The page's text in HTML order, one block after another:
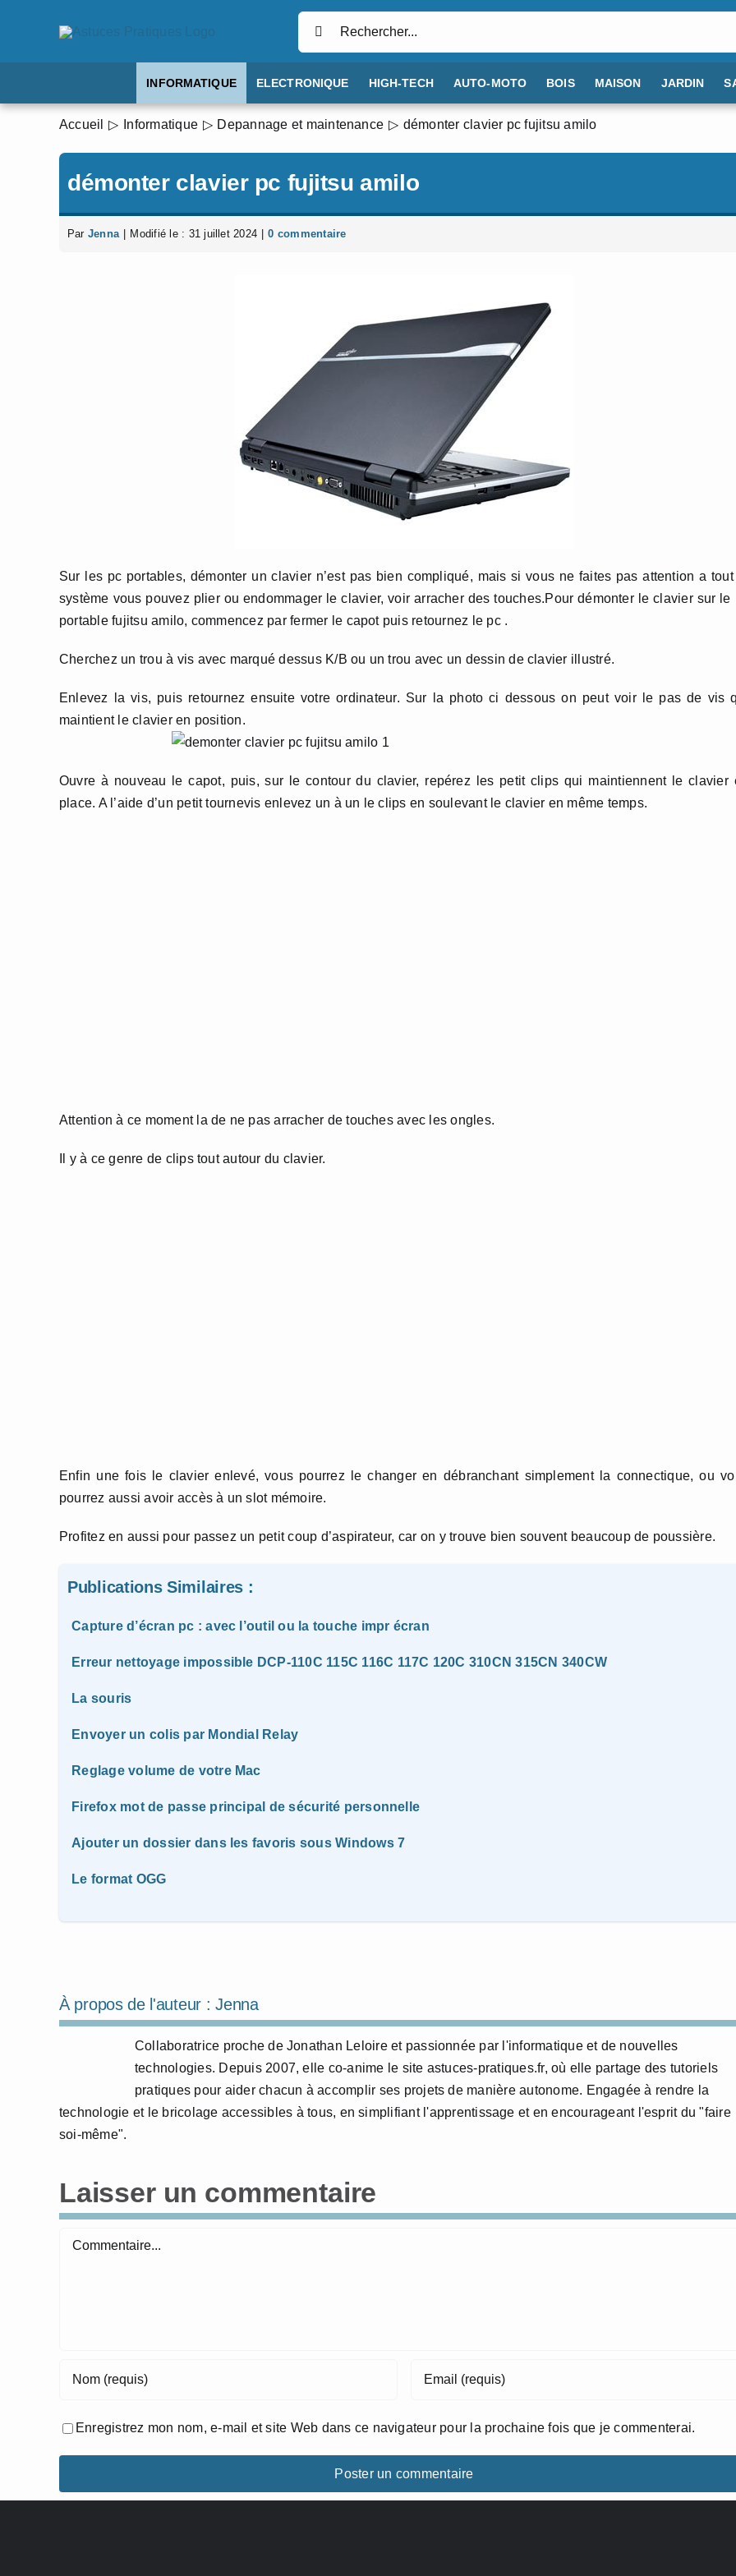
INFORMATIQUE ELECTRONIQUE HIGH-TECH AUTO-MOTO BOIS MAISON JARDIN
Accueil Informatique Depannage et maintenance démonter clavier pc fujitsu amilo
démonter clavier pc fujitsu amilo
Par Jenna Modifié le : 31 juillet 2024 0 commentaire
Sur les pc portables, démonter un clavier n’est pas bien compliqué, mais si vous ne faites pas attention a
système vous pouvez plier ou endommager le clavier, voir arracher des touches.Pour démonter le clavier sur le
portable fujitsu amilo, commencez par fermer le capot puis retournez le pc .
Cherchez un trou à vis avec marqué dessus K/B ou un trou avec un dessin de clavier illustré.
Enlevez la vis, puis retournez ensuite votre ordinateur. Sur la photo ci dessous on peut voir le pas de vis
maintient le clavier en position.
Ouvre à nouveau le capot, puis, sur le contour du clavier, repérez les petit clips qui maintiennent le clavier
place. A l’aide d’un petit tournevis enlevez un à un le clips en soulevant le clavier en même temps.
Attention à ce moment la de ne pas arracher de touches avec les ongles.
Il y à ce genre de clips tout autour du clavier.
Enfin une fois le clavier enlevé, vous pourrez le changer en débranchant simplement la connectique, ou
pourrez aussi avoir accès à un slot mémoire.
Profitez en aussi pour passez un petit coup d’aspirateur, car on y trouve bien souvent beaucoup de poussière.
Publications Similaires :
Capture d’écran pc : avec l’outil ou la touche impr écran
Erreur nettoyage impossible DCP-110C 115C 116C 117C 120C 310CN 315CN 340CW
La souris
Envoyer un colis par Mondial Relay
Reglage volume de votre Mac
Firefox mot de passe principal de sécurité personnelle
Ajouter un dossier dans les favoris sous Windows 7
Le format OGG
À propos de l'auteur :Jenna
Collaboratrice proche de Jonathan Leloire et passionnée par l'informatique et de nouvelles
technologies. Depuis 2007, elle co-anime le site astuces-pratiques.fr, où elle partage des tutoriels
pratiques pour aider chacun à accomplir ses projets de manière autonome. Engagée à rendre la
technologie et le bricolage accessibles à tous, en simplifiant l'apprentissage et en encourageant l'esprit du "faire
soi-même".
Laisser un commentaire
Commentaire
Enregistrez mon nom, e-mail et site Web dans ce navigateur pour la prochaine fois que je commenterai.